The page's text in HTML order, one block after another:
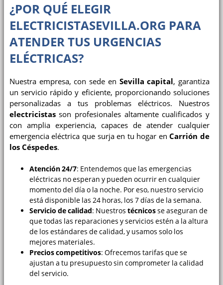
¿POR QUÉ ELEGIR
ELECTRICISTASEVILLA.ORG PARA
ATENDER TUS URGENCIAS
ELÉCTRICAS?
Nuestra empresa, con sede en Sevilla capital, garantiza
un servicio rápido y eficiente, proporcionando soluciones
personalizadas a tus problemas eléctricos. Nuestros
electricistasson profesionales altamente cualificados y
con amplia experiencia, capaces de atender cualquier
emergencia eléctrica que surja en tu hogar enCarrión de
los Céspedes.
Atención 24/7: Entendemos que las emergencias
eléctricas no esperan y pueden ocurrir en cualquier
momento del día o la noche. Por eso, nuestro servicio
está disponible las 24 horas, los 7 días de la semana.
Servicio de calidad: Nuestros técnicosse aseguran de
que todas las reparaciones y servicios estén a la altura
de los estándares de calidad, y usamos solo los
mejores materiales.
Precios competitivos: Ofrecemos tarifas que se
ajustan a tu presupuesto sin comprometer la calidad
del servicio.